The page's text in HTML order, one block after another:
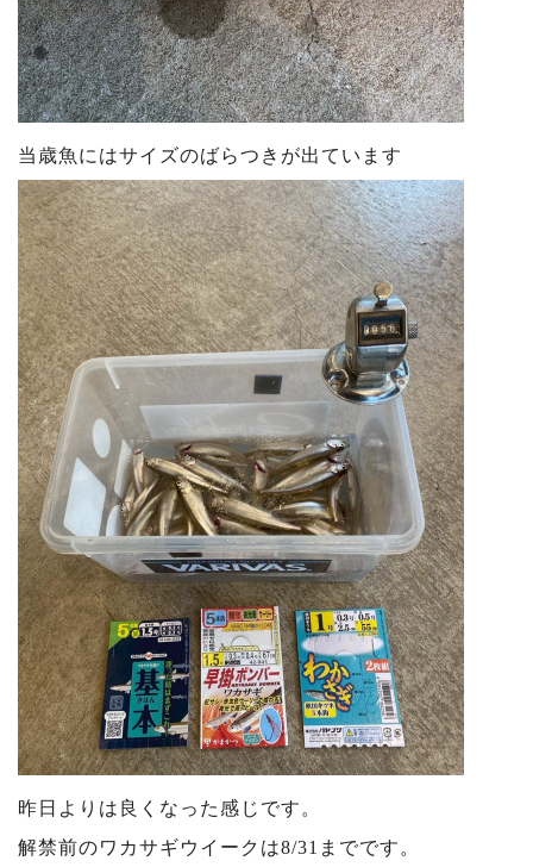
当歳魚にはサイズのばらつきが出ています
昨日よりは良くなった感じです。
解禁前のワカサギウイークは8/31までです。